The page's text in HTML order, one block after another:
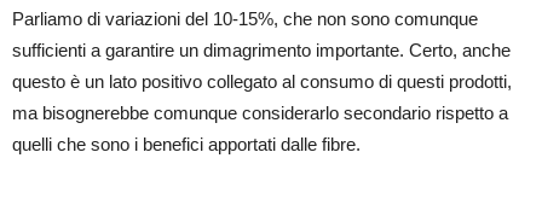
Parliamo di variazioni del 10-15%, che non sono comunque
sufficienti a garantire un dimagrimento importante. Certo, anche
questo è un lato positivo collegato al consumo di questi prodotti,
ma bisognerebbe comunque considerarlo secondario rispetto a
quelli che sono i benefici apportati dalle fibre.